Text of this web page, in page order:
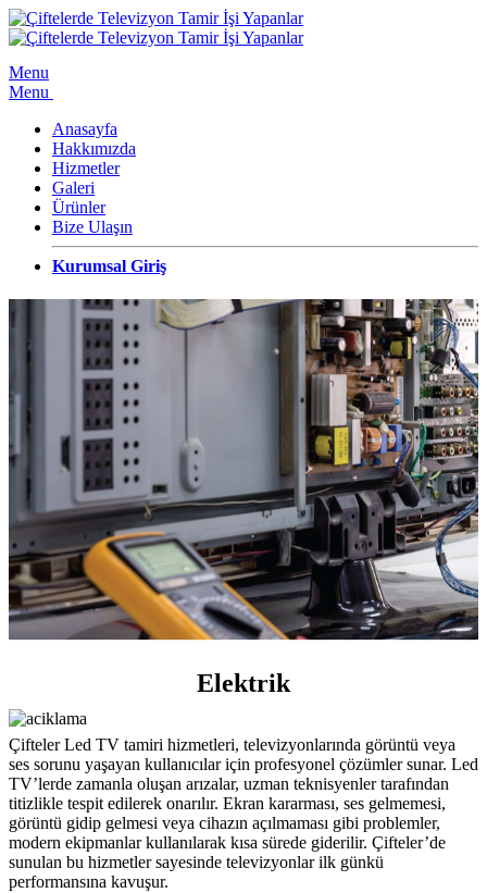
Menu
Menu
Anasayfa
Hakkımızda
Hizmetler
Galeri
Ürünler
Bize Ulaşın
Kurumsal Giriş
Elektrik
Çifteler Led TV tamiri hizmetleri, televizyonlarında görüntü veya
ses sorunu yaşayan kullanıcılar için profesyonel çözümler sunar. Led
TV’lerde zamanla oluşan arızalar, uzman teknisyenler tarafından
titizlikle tespit edilerek onarılır. Ekran kararması, ses gelmemesi,
görüntü gidip gelmesi veya cihazın açılmaması gibi problemler,
modern ekipmanlar kullanılarak kısa sürede giderilir. Çifteler’de
sunulan bu hizmetler sayesinde televizyonlar ilk günkü
performansına kavuşur.